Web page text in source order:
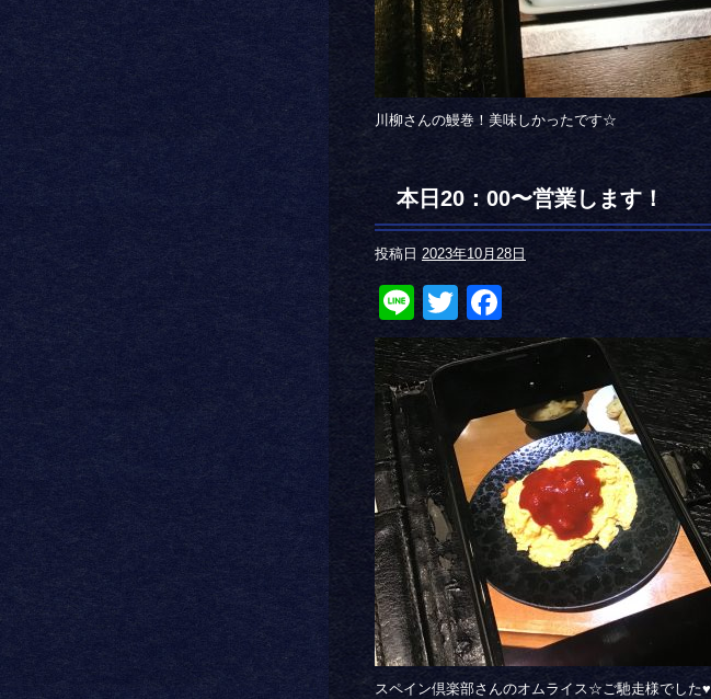
川柳さんの鰻巻！美味しかったです☆
本日20：00〜営業します！
投稿日 2023年10月28日
LineTwitterFacebook
スペイン倶楽部さんのオムライス☆ご馳走様でした♥︎